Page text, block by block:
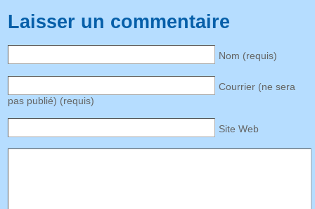
Laisser un commentaire
Nom (requis)
Courrier (ne sera
pas publié) (requis)
Site Web